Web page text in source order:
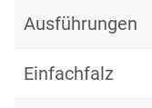
Ausführungen
Einfachfalz